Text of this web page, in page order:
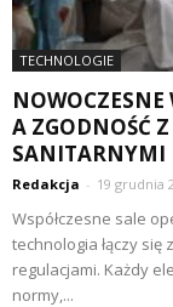
TECHNOLOGIE
NOWOCZESNE
A ZGODNOŚĆ
SANITARNYMI
Redakcja - 19 grudnia
Współczesne sale
technologia łączy
regulacjami. Każdy
normy,...